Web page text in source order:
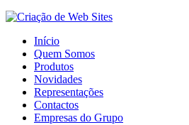
Início
Quem Somos
Produtos
Novidades
Representações
Contactos
Empresas do Grupo